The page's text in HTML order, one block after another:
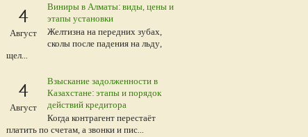
4
Август
Виниры в Алматы: виды, цены и
этапы установки
Желтизна на передних зубах,
сколы после падения на льду,
щел...
4
Август
Взыскание задолженности в
Казахстане: этапы и порядок
действий кредитора
Когда контрагент перестаёт
платить по счетам, а звонки и пис...